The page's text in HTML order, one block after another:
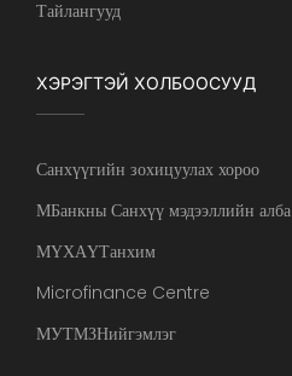
Тайлангууд
ХЭРЭГТЭЙ ХОЛБООСУУД
Санхүүгийн зохицуулах хороо
МБанкны Санхүү мэдээллийн алба
МҮХАҮТанхим
Microfinance Centre
МУТМЗНийгэмлэг